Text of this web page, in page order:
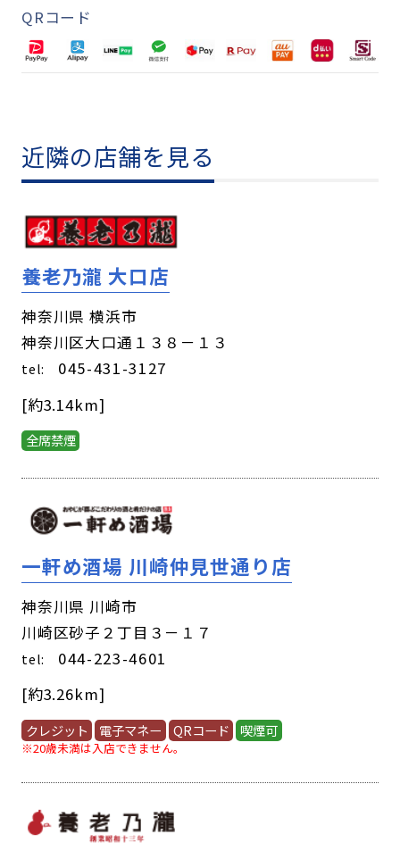
QRコード
近隣の店舗を見る
養老乃瀧 大口店
神奈川県 横浜市
神奈川区大口通１３８－１３
tel: 045-431-3127
[約3.14km]
全席禁煙
一軒め酒場 川崎仲見世通り店
神奈川県 川崎市
川崎区砂子２丁目３－１７
tel: 044-223-4601
[約3.26km]
クレジット 電子マネー QRコード 喫煙可
※20歳未満は入店できません。